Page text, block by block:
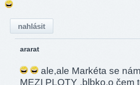
nahlásit
ararat
ale,ale Markéta se
MEZI PLOTY ,blbko,o čem